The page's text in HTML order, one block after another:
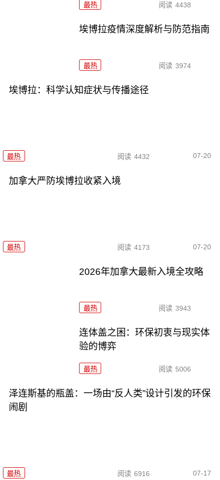
最热 阅读 4438
埃博拉疫情深度解析与防范指南
最热 阅读 3974
埃博拉：科学认知症状与传播途径
最热 阅读 4432 07-20
加拿大严防埃博拉收紧入境
最热 阅读 4173 07-20
2026年加拿大最新入境全攻略
最热 阅读 3943
连体盖之困：环保初衷与现实体
验的博弈
最热 阅读 5006
泽连斯基的瓶盖：一场由“反人类”设计引发的环保
闹剧
最热 阅读 6916 07-17